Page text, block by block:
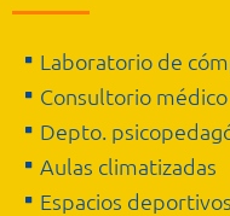
Laboratorio de
Consultorio
Depto.
Aulas climatizadas
Espacios deportivos